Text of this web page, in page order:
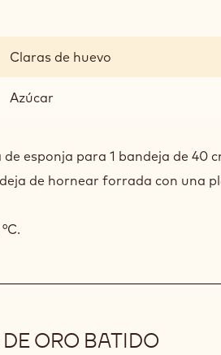
Claras de huevo
Azúcar
de esponja para 1 bandeja de 40
de hornear forrada con una
°C.
ORO BATIDO